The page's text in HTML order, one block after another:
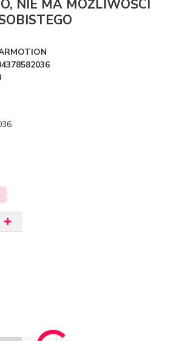
NIE MA MOŻLIWOŚCI
4 x